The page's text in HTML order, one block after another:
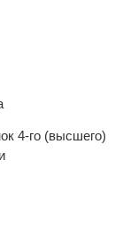
4-го (высшего)